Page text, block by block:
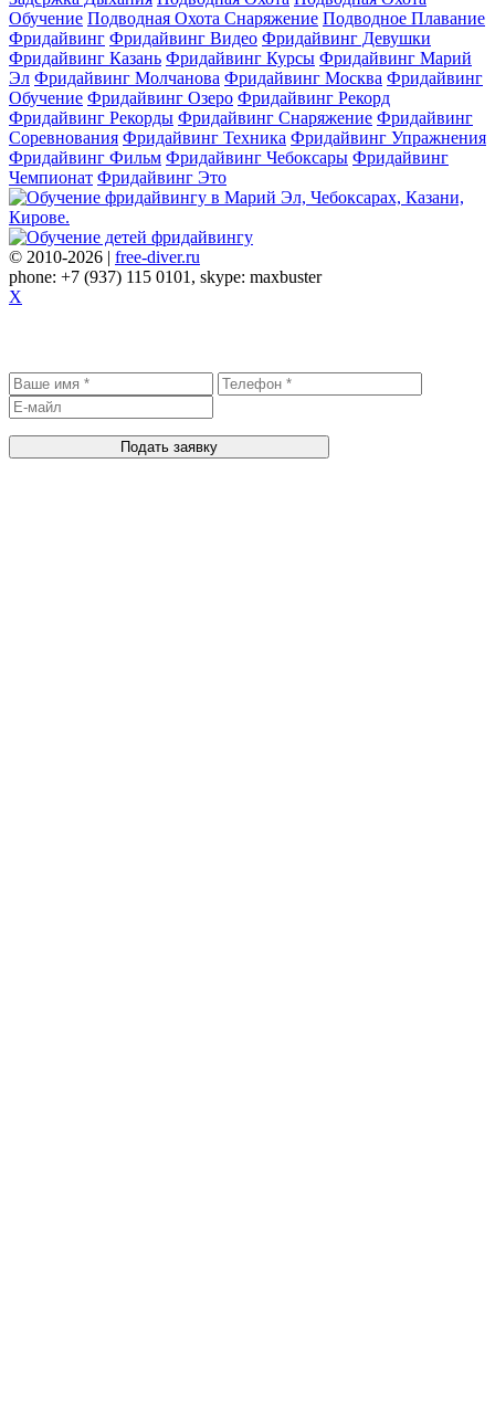
Обучение Подводная Охота Снаряжение Подводное Плавание
Фридайвинг Фридайвинг Видео Фридайвинг Девушки
Фридайвинг Казань Фридайвинг Курсы Фридайвинг Марий
Эл Фридайвинг Молчанова Фридайвинг Москва Фридайвинг
Обучение Фридайвинг Озеро Фридайвинг Рекорд
Фридайвинг Рекорды Фридайвинг Снаряжение Фридайвинг
Соревнования Фридайвинг Техника Фридайвинг Упражнения
Фридайвинг Фильм Фридайвинг Чебоксары Фридайвинг
Чемпионат Фридайвинг Это
© 2010-2026 | free-diver.ru
phone: +7 (937) 115 0101, skype: maxbuster
X